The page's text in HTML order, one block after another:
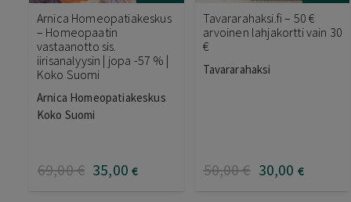
Arnica Homeopatiakeskus
– Homeopaatin
vastaanotto sis.
iirisanalyysin | jopa -57 % |
Koko Suomi
Arnica Homeopatiakeskus
Koko Suomi
69,00€ 35,00 €
Tavararahaksi.fi – 50 €
arvoinen lahjakortti vain 30
€
Tavararahaksi
50,00€ 30,00 €